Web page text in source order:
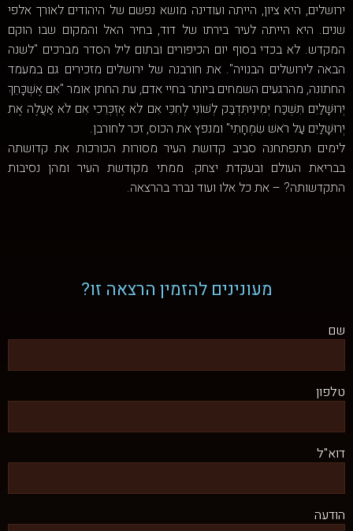
ירושלים, היא ציון, הייתה ועודינה מושא נפשם של היהודים לאורך אלפי
שנים. היא הייתה לעיר בירתו של דוד, בחיר האל והמקום שבו הוקם
המקדש. לא בכדי בסוף יום הכיפורים ובתום ליל הסדר מברכים "לשנה
הבאה לירושלים הבנויה". את חורבנה של ירושלים מזכירים גם במעמד
החתונה, מהרגעים השמחים ביותר בחיי אדם, עת החתן אומר "אִם אֶשְׁכָּחֵךְ
יְרוּשָׁלַיִם תִּשְׁכַּח יְמִינִיתִּדְבַּק לְשׁוֹנִי לְחִכִּי אִם לֹא אֶזְכְּרֵכִי אִם לֹא אַעֲלֶה אֶת
יְרוּשָׁלַיִם עַל רֹאשׁ שִׂמְחָתִי" ומנפץ את הכוס, זכר לחורבן.
לימים תתפתחנה סביב קדושת העיר מסורות הכורכות את קדושתה
בבריאת העולם ובעקדת יצחק. ממתי מקודשת העיר ומהן נסיבות
התקדשותה? – את כל אלו ועוד נברר בהרצאה.
מעונינים להזמין הרצאה זו?
שם
טלפון
דוא"ל
הודעה